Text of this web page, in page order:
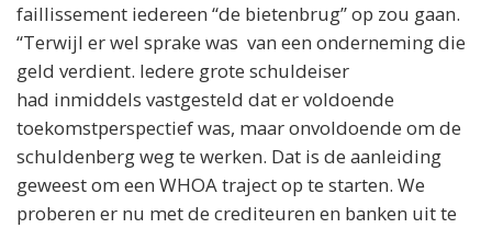
faillissement iedereen “de bietenbrug” op zou gaan.
“Terwijl er wel sprake was van een onderneming die
geld verdient. Iedere grote schuldeiser
had inmiddels vastgesteld dat er voldoende
toekomstperspectief was, maar onvoldoende om de
schuldenberg weg te werken. Dat is de aanleiding
geweest om een WHOA traject op te starten. We
proberen er nu met de crediteuren en banken uit te